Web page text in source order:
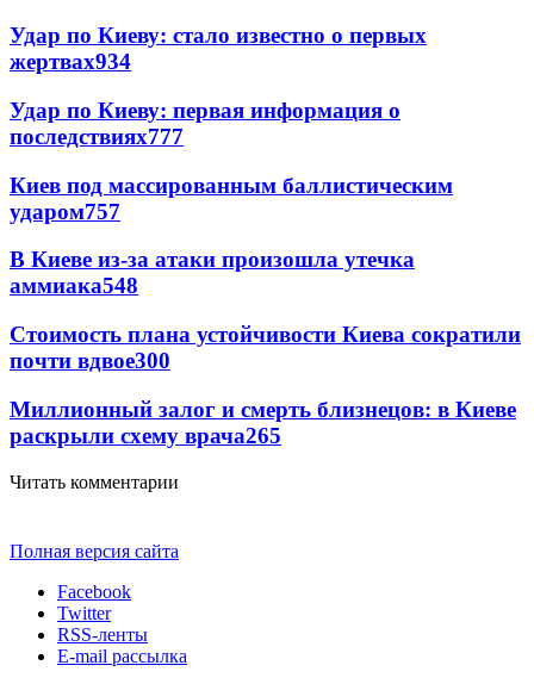
Удар по Киеву: стало известно о первых
жертвах934
Удар по Киеву: первая информация о
последствиях777
Киев под массированным баллистическим
ударом757
В Киеве из-за атаки произошла утечка
аммиака548
Стоимость плана устойчивости Киева сократили
почти вдвое300
Миллионный залог и смерть близнецов: в Киеве
раскрыли схему врача265
Читать комментарии
Полная версия сайта
Facebook
Twitter
RSS-ленты
E-mail рассылка